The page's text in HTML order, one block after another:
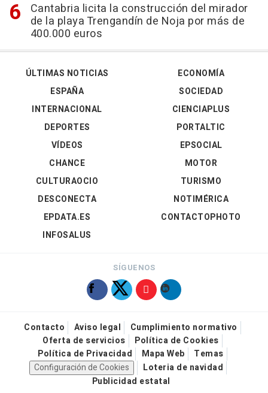
Cantabria licita la construcción del mirador
de la playa Trengandín de Noja por más de
400.000 euros
ÚLTIMAS NOTICIAS
ESPAÑA
INTERNACIONAL
DEPORTES
VÍDEOS
ECONOMÍA
SOCIEDAD
CIENCIAPLUS
PORTALTIC
EPSOCIAL
CHANCE
CULTURAOCIO
DESCONECTA
EPDATA.ES
INFOSALUS
MOTOR
TURISMO
NOTIMÉRICA
CONTACTOPHOTO
SÍGUENOS
Contacto Aviso legal
Cumplimiento normativo
Oferta de servicios
Política de Cookies
Política de Privacidad
Mapa Web
Temas
Configuración de Cookies
Loteria de navidad
Publicidad estatal